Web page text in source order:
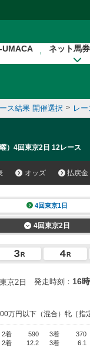
UMACA ネット馬
ス結果 開催選択 > レ
）4回東京2日 12レース
オッズ 払戻金
4回東京1日
4回東京2日
京2日 発走時刻： 16
万円以下 （混合）牝［指
2着 590 3着
370
2着 12.2 3着 6.1